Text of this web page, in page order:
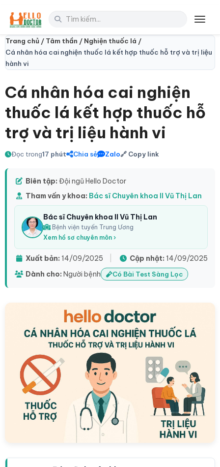
Trang chủ / Tâm thần / Nghiện thuốc lá /
Cá nhân hóa cai nghiện thuốc lá kết hợp thuốc hỗ trợ và trị liệu
hành vi
Cá nhân hóa cai nghiện
thuốc lá kết hợp thuốc hỗ
trợ và trị liệu hành vi
Đọc trong17 phút Chia sẻ Zalo🔗 Copy link
Biên tập: Đội ngũ Hello Doctor
Tham vấn y khoa: Bác sĩ Chuyên khoa II Vũ Thị Lan
Bác sĩ Chuyên khoa II Vũ Thị Lan
Bệnh viện tuyến Trung Ương
Xem hồ sơ chuyên môn ›
Xuất bản: 14/09/2025 Cập nhật: 14/09/2025
Dành cho: Người bệnh Có Bài Test Sàng Lọc